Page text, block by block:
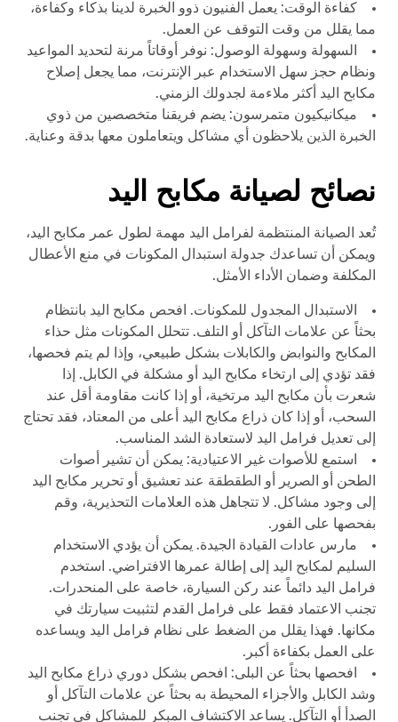
كفاءة الوقت: يعمل الفنيون ذوو الخبرة لدينا بذكاء وكفاءة،
مما يقلل من وقت التوقف عن العمل.
السهولة وسهولة الوصول: نوفر أوقاتاً مرنة لتحديد المواعيد
ونظام حجز سهل الاستخدام عبر الإنترنت، مما يجعل إصلاح
مكابح اليد أكثر ملاءمة لجدولك الزمني.
ميكانيكيون متمرسون: يضم فريقنا متخصصين من ذوي
الخبرة الذين يلاحظون أي مشاكل ويتعاملون معها بدقة وعناية.
نصائح لصيانة مكابح اليد
تُعد الصيانة المنتظمة لفرامل اليد مهمة لطول عمر مكابح اليد،
ويمكن أن تساعدك جدولة استبدال المكونات في منع الأعطال
المكلفة وضمان الأداء الأمثل.
الاستبدال المجدول للمكونات. افحص مكابح اليد بانتظام
بحثاً عن علامات التآكل أو التلف. تتحلل المكونات مثل حذاء
المكابح والنوابض والكابلات بشكل طبيعي، وإذا لم يتم فحصها،
فقد تؤدي إلى ارتخاء مكابح اليد أو مشكلة في الكابل. إذا
شعرت بأن مكابح اليد مرتخية، أو إذا كانت مقاومة أقل عند
السحب، أو إذا كان ذراع مكابح اليد أعلى من المعتاد، فقد تحتاج
إلى تعديل فرامل اليد لاستعادة الشد المناسب.
استمع للأصوات غير الاعتيادية: يمكن أن تشير أصوات
الطحن أو الصرير أو الطقطقة عند تعشيق أو تحرير مكابح اليد
إلى وجود مشاكل. لا تتجاهل هذه العلامات التحذيرية، وقم
بفحصها على الفور.
مارس عادات القيادة الجيدة. يمكن أن يؤدي الاستخدام
السليم لمكابح اليد إلى إطالة عمرها الافتراضي. استخدم
فرامل اليد دائماً عند ركن السيارة، خاصة على المنحدرات.
تجنب الاعتماد فقط على فرامل القدم لتثبيت سيارتك في
مكانها. فهذا يقلل من الضغط على نظام فرامل اليد ويساعده
على العمل بكفاءة أكبر.
افحصها بحثاً عن البلى: افحص بشكل دوري ذراع مكابح اليد
وشد الكابل والأجزاء المحيطة به بحثاً عن علامات التآكل أو
الصدأ أو التآكل. يساعد الاكتشاف المبكر للمشاكل في تجنب